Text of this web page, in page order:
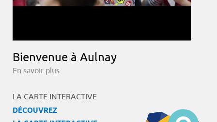
Bienvenue à Aulnay
En savoir plus
LA CARTE INTERACTIVE
DÉCOUVREZ